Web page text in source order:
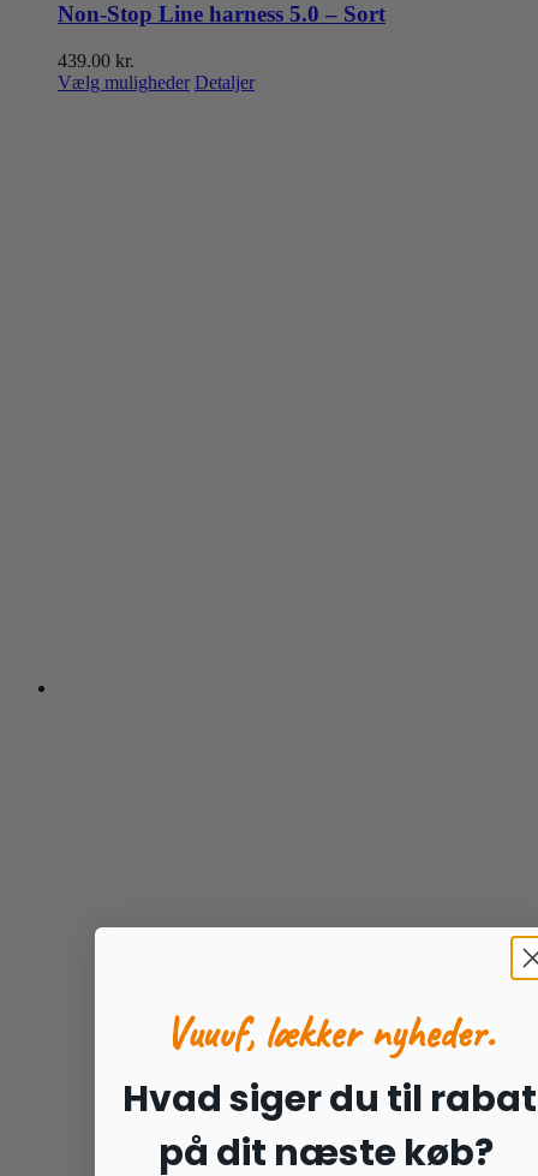
Non-Stop Line harness 5.0 – Sort
439.00 kr.
Vælg muligheder Dette
Detaljer
Vuuuf, lækker nyheder.
Hvad siger du til rabat
på dit næste køb?